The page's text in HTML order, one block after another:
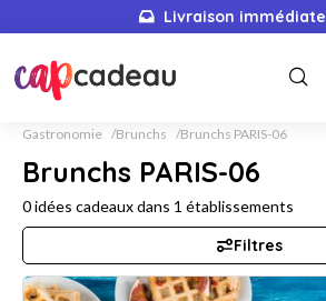
Livraison immédiate
Gastronomie Brunchs Brunchs PARIS-06
Brunchs PARIS-06
0idées cadeaux dans 1 établissements
Filtres